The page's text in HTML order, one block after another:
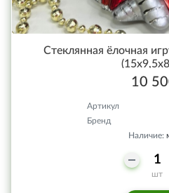
Стеклянная ёлочная
10
Артикул
Бренд
Наличие:
шт